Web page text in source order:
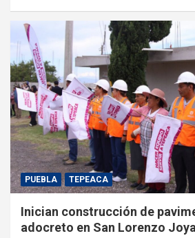
PUEBLA TEPEACA
Inician construcción de
adocreto en San Lorenzo